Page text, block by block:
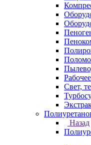
Свет,
Назад